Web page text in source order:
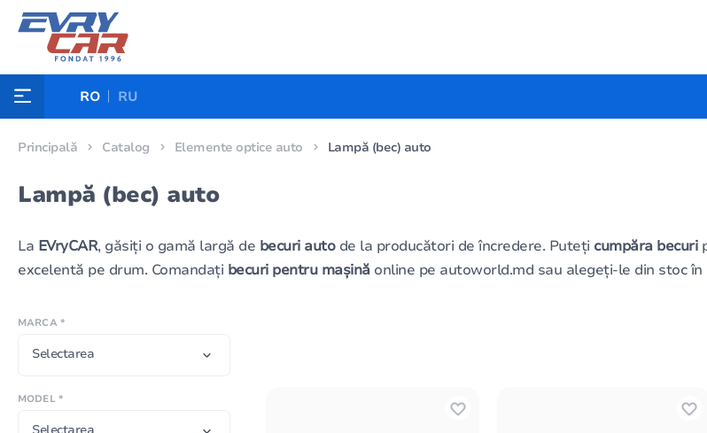
RO RU
Principală Catalog Elemente optice auto Lampă (bec) auto
Lampă (bec) auto
La EVryCAR, găsiți o gamă largă de becuri autode la producători de încredere. Puteți cumpăra becuri
excelentă pe drum. Comandați becuri pentru mașină online pe autoworld.md sau alegeți-le din stoc în
MARCA *
Selectarea
MODEL *